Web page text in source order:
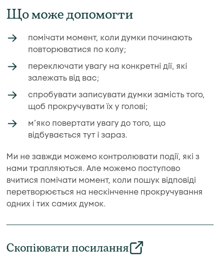
Що може допомогти
помічати момент, коли думки починають
повторюватися по колу;
переключати увагу на конкретні дії, які
залежать від вас;
спробувати записувати думки замість того,
щоб прокручувати їх у голові;
м’яко повертати увагу до того, що
відбувається тут і зараз.
Ми не завжди можемо контролювати події, які з
нами трапляються. Але можемо поступово
вчитися помічати момент, коли пошук відповіді
перетворюється на нескінченне прокручування
одних і тих самих думок.
Скопіювати посилання